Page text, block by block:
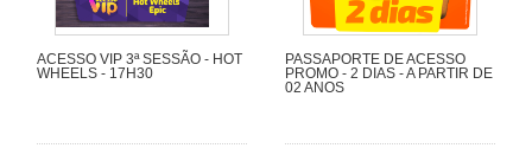
ACESSO VIP 3ª SESSÃO - HOT
WHEELS - 17H30
PASSAPORTE DE ACESSO
PROMO - 2 DIAS - A PARTIR DE
02 ANOS